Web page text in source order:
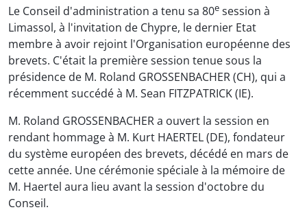
Le Conseil d'administration a tenu sa 80e session à
Limassol, à l'invitation de Chypre, le dernier Etat
membre à avoir rejoint l'Organisation européenne des
brevets. C'était la première session tenue sous la
présidence de M. Roland GROSSENBACHER (CH), qui a
récemment succédé à M. Sean FITZPATRICK (IE).
M. Roland GROSSENBACHER a ouvert la session en
rendant hommage à M. Kurt HAERTEL (DE), fondateur
du système européen des brevets, décédé en mars de
cette année. Une cérémonie spéciale à la mémoire de
M. Haertel aura lieu avant la session d'octobre du
Conseil.